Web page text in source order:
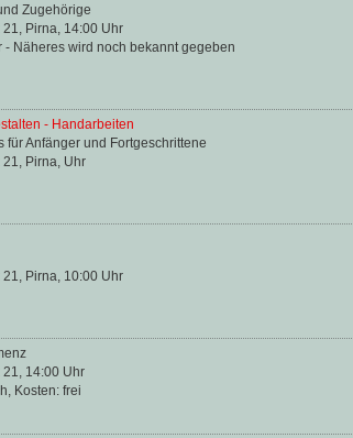
Zugehörige
21, Pirna, 14:00 Uhr
- Näheres wird noch bekannt gegeben
- Handarbeiten
für Anfänger und Fortgeschrittene
21, Pirna, Uhr
21, Pirna, 10:00 Uhr
21, 14:00 Uhr
Kosten: frei